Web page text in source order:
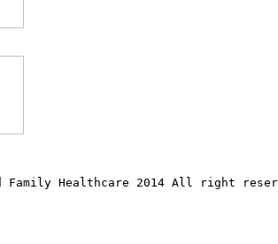
Family Healthcare 2014 All right